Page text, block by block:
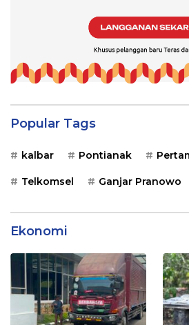
Popular Tags
kalbar Pontianak
Telkomsel Ganjar Pranowo
Ekonomi